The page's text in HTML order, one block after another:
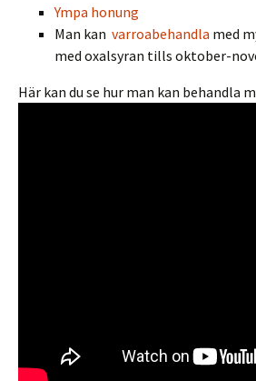
Ympa honung
Man kan varroabehandla med
med oxalsyran tills oktober-
Här kan du se hur man kan behandla